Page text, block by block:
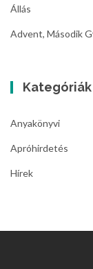
Állás
Advent, Második
Kategóriák
Anyakönyvi
Apróhirdetés
Hírek